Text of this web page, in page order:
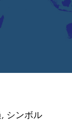
シンボル